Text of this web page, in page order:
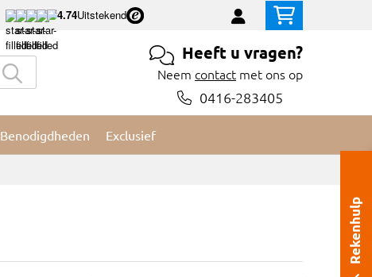
4.74Uitstekend
Heeft u vragen?
Neem contact met ons op
0416-283405
Benodigdheden Exclusief
Rekenhulp